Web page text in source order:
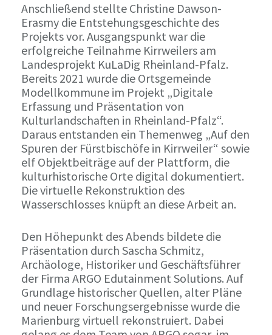
Anschließend stellte Christine Dawson-
Erasmy die Entstehungsgeschichte des
Projekts vor. Ausgangspunkt war die
erfolgreiche Teilnahme Kirrweilers am
Landesprojekt KuLaDig Rheinland-Pfalz.
Bereits 2021 wurde die Ortsgemeinde
Modellkommune im Projekt „Digitale
Erfassung und Präsentation von
Kulturlandschaften in Rheinland-Pfalz“.
Daraus entstanden ein Themenweg „Auf den
Spuren der Fürstbischöfe in Kirrweiler“ sowie
elf Objektbeiträge auf der Plattform, die
kulturhistorische Orte digital dokumentiert.
Die virtuelle Rekonstruktion des
Wasserschlosses knüpft an diese Arbeit an.
Den Höhepunkt des Abends bildete die
Präsentation durch Sascha Schmitz,
Archäologe, Historiker und Geschäftsführer
der Firma ARGO Edutainment Solutions. Auf
Grundlage historischer Quellen, alter Pläne
und neuer Forschungsergebnisse wurde die
Marienburg virtuell rekonstruiert. Dabei